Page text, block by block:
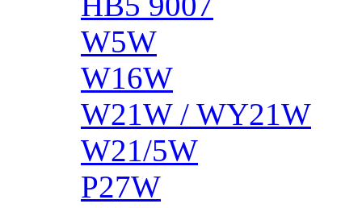
W5W
W16W
W21W / WY21W
W21/5W
P27W